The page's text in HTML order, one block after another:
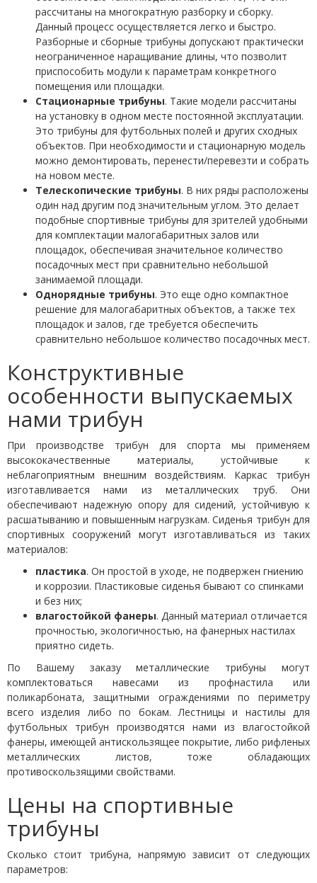
рассчитаны на многократную разборку и сборку.
Данный процесс осуществляется легко и быстро.
Разборные и сборные трибуны допускают практически
неограниченное наращивание длины, что позволит
приспособить модули к параметрам конкретного
помещения или площадки.
Стационарные трибуны. Такие модели рассчитаны
на установку в одном месте постоянной эксплуатации.
Это трибуны для футбольных полей и других сходных
объектов. При необходимости и стационарную модель
можно демонтировать, перенести/перевезти и собрать
на новом месте.
Телескопические трибуны. В них ряды расположены
один над другим под значительным углом. Это делает
подобные спортивные трибуны для зрителей удобными
для комплектации малогабаритных залов или
площадок, обеспечивая значительное количество
посадочных мест при сравнительно небольшой
занимаемой площади.
Однорядные трибуны. Это еще одно компактное
решение для малогабаритных объектов, а также тех
площадок и залов, где требуется обеспечить
сравнительно небольшое количество посадочных мест.
Конструктивные
особенности выпускаемых
нами трибун
При производстве трибун для спорта мы применяем
высококачественные материалы, устойчивые к
неблагоприятным внешним воздействиям. Каркас трибун
изготавливается нами из металлических труб. Они
обеспечивают надежную опору для сидений, устойчивую к
расшатыванию и повышенным нагрузкам. Сиденья трибун для
спортивных сооружений могут изготавливаться из таких
материалов:
пластика. Он простой в уходе, не подвержен гниению
и коррозии. Пластиковые сиденья бывают со спинками
и без них;
влагостойкой фанеры. Данный материал отличается
прочностью, экологичностью, на фанерных настилах
приятно сидеть.
По Вашему заказуметаллические трибуны могут
комплектоваться навесами из профнастила или
поликарбоната, защитными ограждениями по периметру
всего изделия либо по бокам. Лестницы и настилы для
футбольных трибун производятся нами из влагостойкой
фанеры, имеющей антискользящее покрытие, либо рифленых
металлических листов, тоже обладающих
противоскользящими свойствами.
Цены на спортивные
трибуны
Сколько стоит трибуна, напрямую зависит от следующих
параметров: